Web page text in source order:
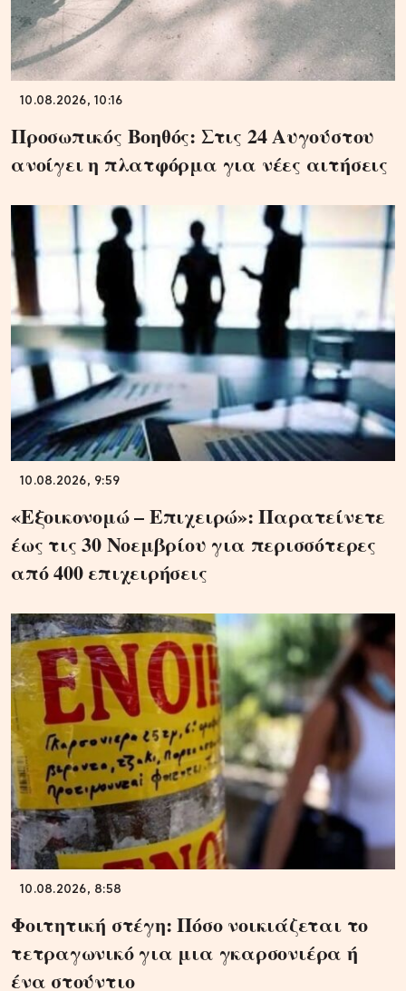
10.08.2026, 10:16
Προσωπικός Βοηθός: Στις 24 Αυγούστου
ανοίγει η πλατφόρμα για νέες αιτήσεις
10.08.2026, 9:59
«Εξοικονομώ – Επιχειρώ»: Παρατείνετε
έως τις 30 Νοεμβρίου για περισσότερες
από 400 επιχειρήσεις
10.08.2026, 8:58
Φοιτητική στέγη: Πόσο νοικιάζεται το
τετραγωνικό για μια γκαρσονιέρα ή
ένα στούντιο